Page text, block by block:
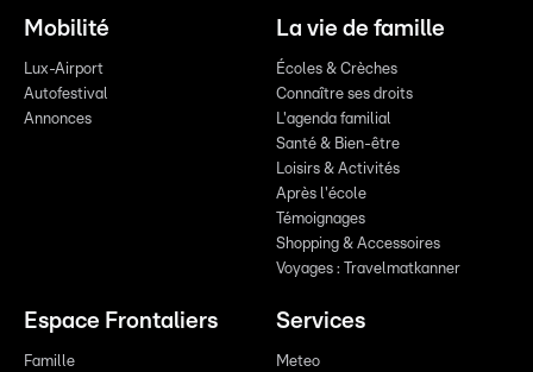
Mobilité
Lux-Airport
Autofestival
Annonces
La vie de famille
Écoles & Crèches
Connaître ses droits
L'agenda familial
Santé & Bien-être
Loisirs & Activités
Après l'école
Témoignages
Shopping & Accessoires
Voyages : Travelmatkanner
Espace Frontaliers
Famille
Services
Meteo